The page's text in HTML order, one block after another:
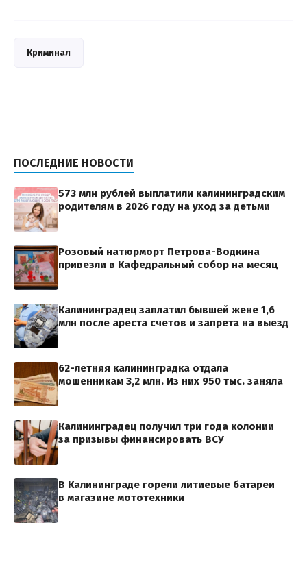
Криминал
ПОСЛЕДНИЕ НОВОСТИ
573 млн рублей выплатили калининградским
родителям в 2026 году на уход за детьми
Розовый натюрморт Петрова-Водкина
привезли в Кафедральный собор на месяц
Калининградец заплатил бывшей жене 1,6
млн после ареста счетов и запрета на выезд
62-летняя калининградка отдала
мошенникам 3,2 млн. Из них 950 тыс. заняла
Калининградец получил три года колонии
за призывы финансировать ВСУ
В Калининграде горели литиевые батареи
в магазине мототехники